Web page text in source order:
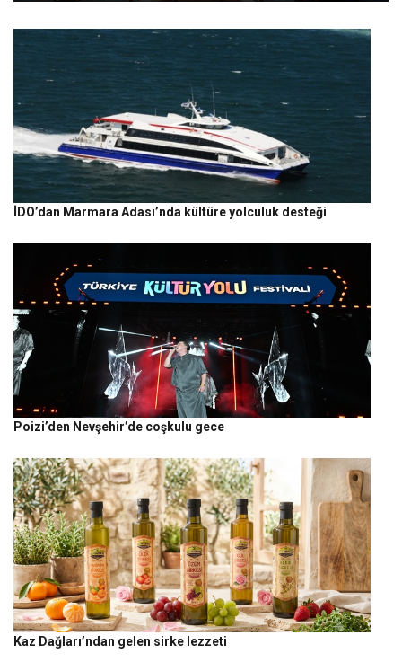
İDO’dan Marmara Adası’nda kültüre yolculuk desteği
Poizi’den Nevşehir’de coşkulu gece
Kaz Dağları’ndan gelen sirke lezzeti